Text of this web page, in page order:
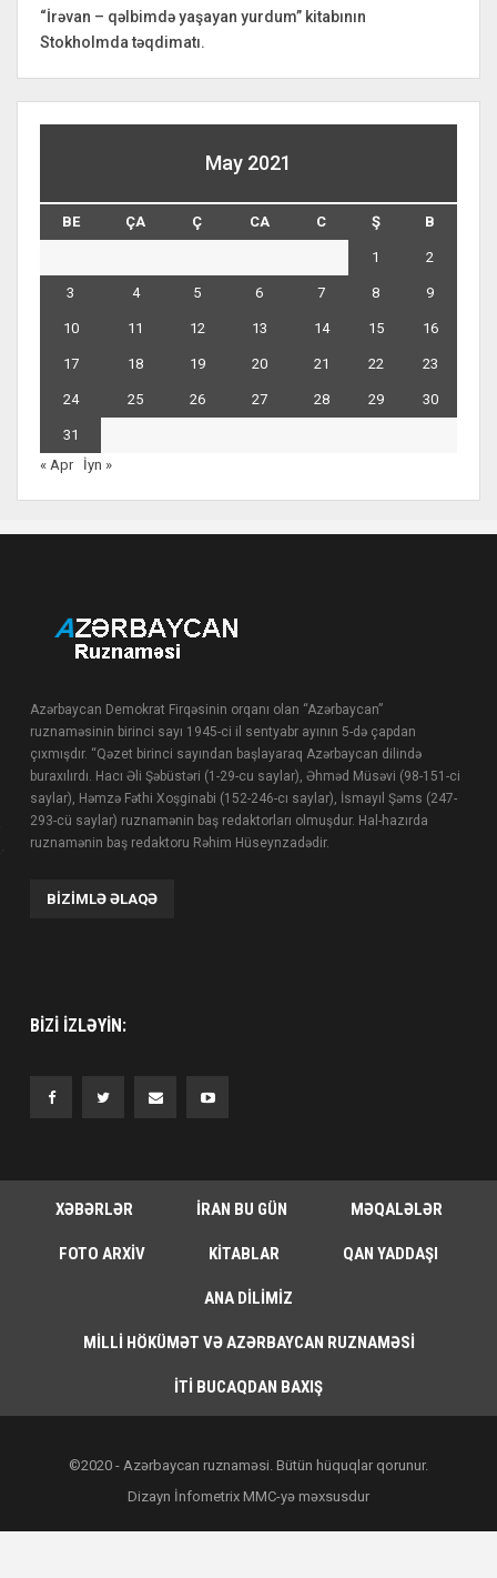
“İrəvan – qəlbimdə yaşayan yurdum” kitabının
Stokholmda təqdimatı.
May 2021
BE ÇA Ç CA C Ş B
1 2
3 4 5 6 7 8 9
10 11 12 13 14 15 16
17 18 19 20 21 22 23
24 25 26 27 28 29 30
31
« Apr
İyn »
Azərbaycan Demokrat Firqəsinin orqanı olan “Azərbaycan”
ruznaməsinin birinci sayı 1945-ci il sentyabr ayının 5-də çapdan
çıxmışdır. “Qəzet birinci sayından başlayaraq Azərbaycan dilində
buraxılırdı. Hacı Əli Şəbüstəri (1-29-cu saylar), Əhməd Müsəvi (98-151-ci
saylar), Həmzə Fəthi Xoşginabi (152-246-cı saylar), İsmayıl Şəms (247-
293-cü saylar) ruznamənin baş redaktorları olmuşdur. Hal-hazırda
ruznamənin baş redaktoru Rəhim Hüseynzadədir.
BIZIMLƏ ƏLAQƏ
BIZI IZLƏYIN:
XƏBƏRLƏR İRAN BU GÜN MƏQALƏLƏR
FOTO ARXIV KITABLAR QAN YADDAŞI
ANA DILIMIZ
MILLI HÖKÜMƏT VƏ AZƏRBAYCAN RUZNAMƏSI
İTI BUCAQDAN BAXIŞ
©2020 - Azərbaycan ruznaməsi. Bütün hüquqlar qorunur.
Dizayn İnfometrix MMC-yə məxsusdur